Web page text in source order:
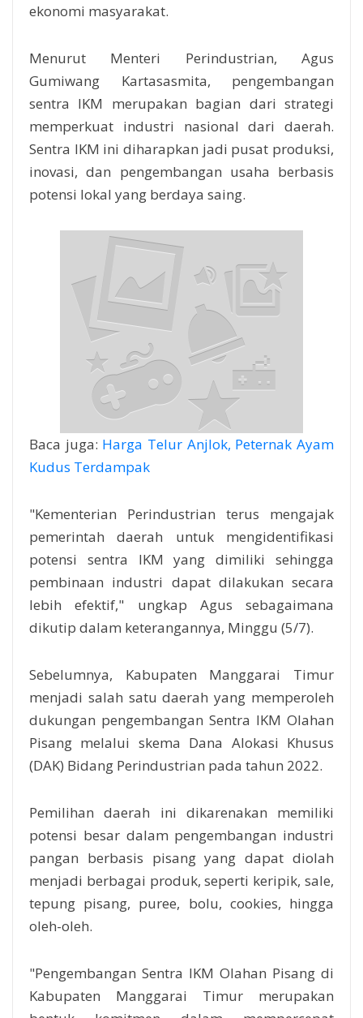
ekonomi masyarakat.
Menurut Menteri Perindustrian, Agus
Gumiwang Kartasasmita, pengembangan
sentra IKM merupakan bagian dari strategi
memperkuat industri nasional dari daerah.
Sentra IKM ini diharapkan jadi pusat produksi,
inovasi, dan pengembangan usaha berbasis
potensi lokal yang berdaya saing.
Baca juga: Harga Telur Anjlok, Peternak Ayam
Kudus Terdampak
"Kementerian Perindustrian terus mengajak
pemerintah daerah untuk mengidentifikasi
potensi sentra IKM yang dimiliki sehingga
pembinaan industri dapat dilakukan secara
lebih efektif," ungkap Agus sebagaimana
dikutip dalam keterangannya, Minggu (5/7).
Sebelumnya, Kabupaten Manggarai Timur
menjadi salah satu daerah yang memperoleh
dukungan pengembangan Sentra IKM Olahan
Pisang melalui skema Dana Alokasi Khusus
(DAK) Bidang Perindustrian pada tahun 2022.
Pemilihan daerah ini dikarenakan memiliki
potensi besar dalam pengembangan industri
pangan berbasis pisang yang dapat diolah
menjadi berbagai produk, seperti keripik, sale,
tepung pisang, puree, bolu, cookies, hingga
oleh-oleh.
"Pengembangan Sentra IKM Olahan Pisang di
Kabupaten Manggarai Timur merupakan